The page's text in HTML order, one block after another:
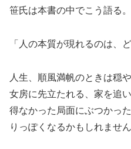
笹氏は本書の中でこう語る。
「人の本質が現れるのは、
人生、順風満帆のときは穏
女房に先立たれる、家を追
得なかった局面にぶつかっ
りっぽくなるかもしれません